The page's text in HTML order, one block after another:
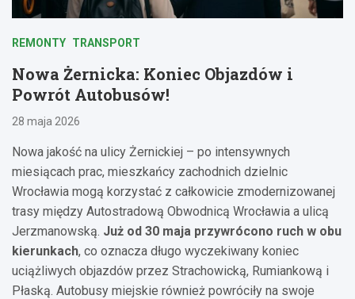
REMONTY TRANSPORT
Nowa Żernicka: Koniec Objazdów i
Powrót Autobusów!
28 maja 2026
Nowa jakość na ulicy Żernickiej – po intensywnych
miesiącach prac, mieszkańcy zachodnich dzielnic
Wrocławia mogą korzystać z całkowicie zmodernizowanej
trasy między Autostradową Obwodnicą Wrocławia a ulicą
Jerzmanowską. Już od 30 maja przywrócono ruch w obu
kierunkach, co oznacza długo wyczekiwany koniec
uciążliwych objazdów przez Strachowicką, Rumiankową i
Płaską. Autobusy miejskie również powróciły na swoje